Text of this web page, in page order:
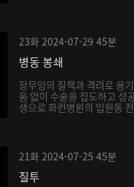
23화 2024-07-29 45분
병동 봉쇄
장무잉의 질책과 격려로 용
움 없이 수술을 집도하고 성
생으로 화런병원의 입원동
21화 2024-07-25 45분
질투